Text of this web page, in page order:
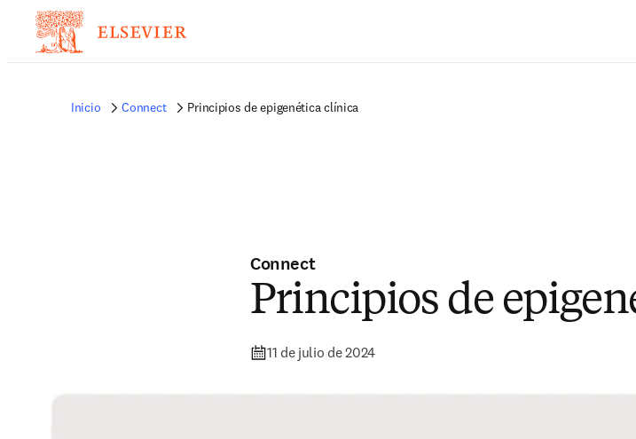
Inicio Connect Principios de epigenética clínica
Connect
Principios de
11 de julio de 2024